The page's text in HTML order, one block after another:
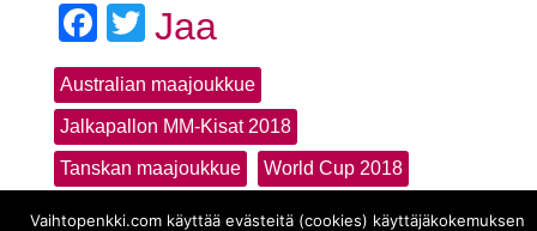
Facebook
Twitter
Jaa
Australian maajoukkue
Jalkapallon MM-Kisat 2018
Tanskan maajoukkue World Cup 2018
Vaihtopenkki.com käyttää evästeitä (cookies) käyttäjäkokemuksen